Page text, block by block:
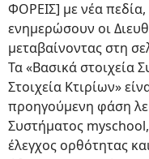
ΦΟΡΕΙΣ] με νέα
ενημερώσουν οι
μεταβαίνοντας στη
Τα «Βασικά στοιχεία
Στοιχεία Κτιρίων»
προηγούμενη φάση
Συστήματος
έλεγχος ορθότητας